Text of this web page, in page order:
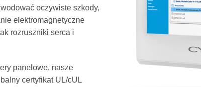
oczywiste szkody,
elektromagnetyczne
rozruszniki serca i
panelowe, nasze
certyfikat UL/cUL